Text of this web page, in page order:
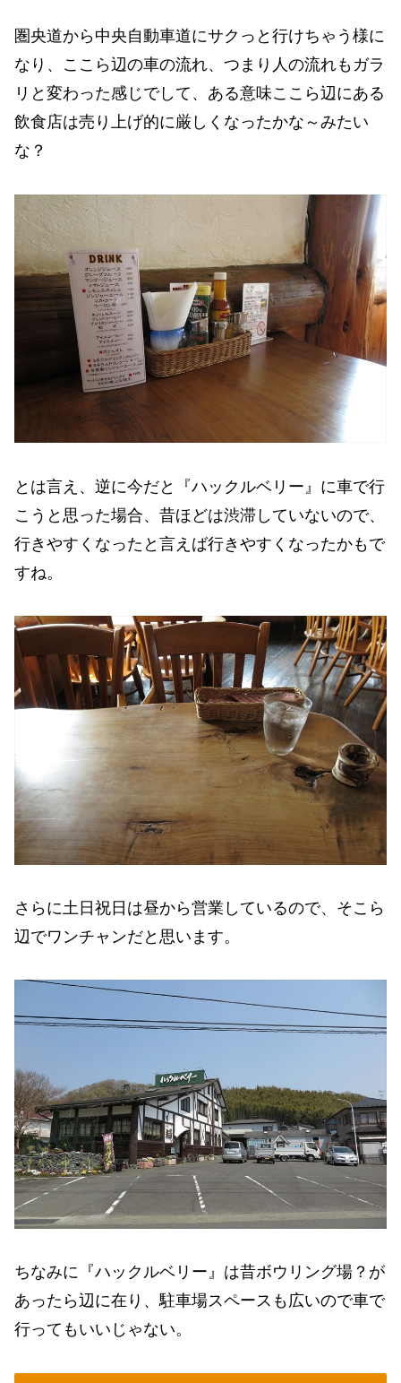
圏央道から中央自動車道にサクっと行けちゃう様に
なり、ここら辺の車の流れ、つまり人の流れもガラ
リと変わった感じでして、ある意味ここら辺にある
飲食店は売り上げ的に厳しくなったかな～みたい
な？
とは言え、逆に今だと『ハックルベリー』に車で行
こうと思った場合、昔ほどは渋滞していないので、
行きやすくなったと言えば行きやすくなったかもで
すね。
さらに土日祝日は昼から営業しているので、そこら
辺でワンチャンだと思います。
ちなみに『ハックルベリー』は昔ボウリング場？が
あったら辺に在り、駐車場スペースも広いので車で
行ってもいいじゃない。